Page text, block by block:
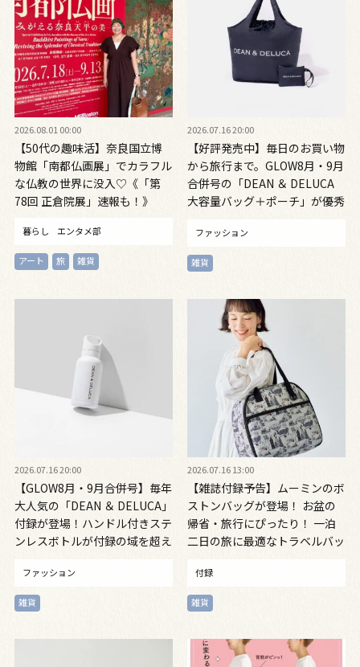
2026.08.01 00:00
【50代の趣味活】奈良国立博
物館「南都仏画展」でカラフル
な仏教の世界に没入♡《「第
78回 正倉院展」速報も！》
暮らし エンタメ部
アート 旅 雑貨
2026.07.16 20:00
【好評発売中】毎日のお買い物
から旅行まで。GLOW8月・9月
合併号の「DEAN ＆ DELUCA
大容量バッグ＋ポーチ」が優秀
ファッション
雑貨
2026.07.16 20:00
【GLOW8月・9月合併号】毎年
大人気の「DEAN ＆ DELUCA」
付録が登場！ハンドル付きステ
ンレスボトルが付録の域を超え
ファッション
雑貨
2026.07.16 13:00
【雑誌付録予告】ムーミンのボ
ストンバッグが登場！ お盆の
帰省・旅行にぴったり！ 一泊
二日の旅に最適なトラベルバッ
付録
雑貨